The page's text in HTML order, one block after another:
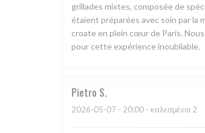
grillades mixtes, composée de
étaient préparées avec soin par la
croate en plein cœur de Paris.
pour cette expérience inoubliable.
Pietro S
2026-05-07 - 20:00 - καλεσμένοι 2